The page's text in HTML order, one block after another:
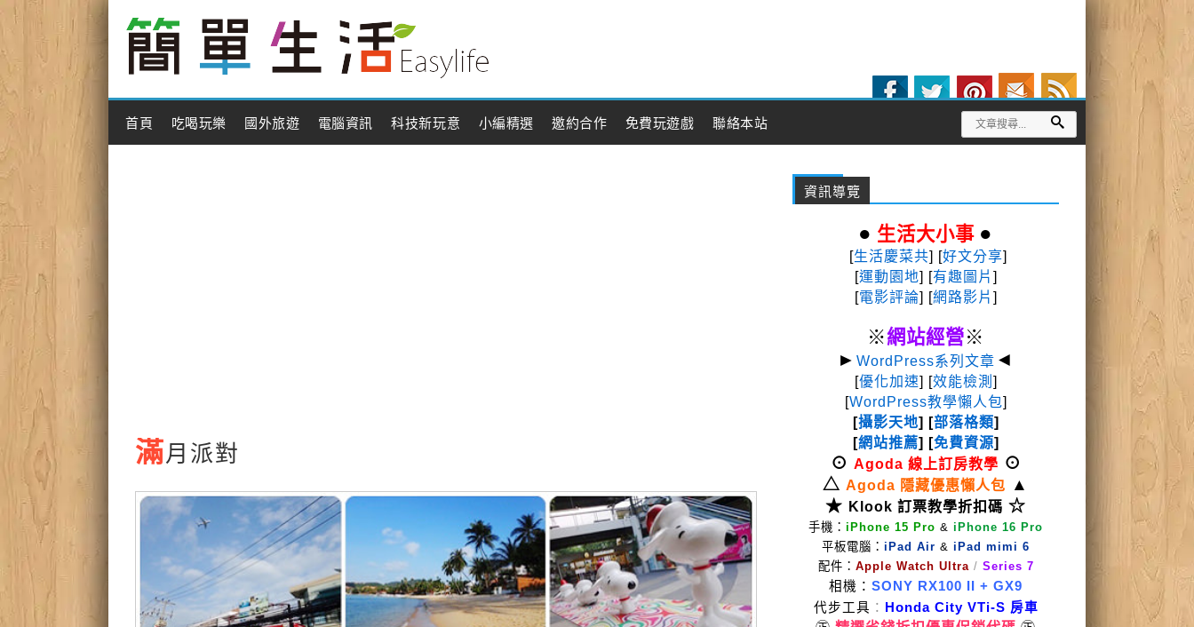
Main Menu
首頁 吃喝玩樂 國外旅遊 電腦資訊 科技新玩意 小編精選 邀約合作 免費玩遊戲 聯絡本站
滿月派對
資訊導覽
● 生活大小事 ●
[生活慶菜共] [好文分享]
[運動園地] [有趣圖片 ]
[電影評論] [網路影片 ]
※網站經營※
► WordPress系列文章 ◄
[優化加速] [效能檢測 ]
[WordPress教學懶人包]
[攝影天地] [部落格類]
[網站推薦] [免費資源]
⊙ Agoda 線上訂房教學 ⊙
△ Agoda 隱藏優惠懶人包
▲
★ Klook 訂票教學折扣碼 ☆
手機： iPhone 15 Pro & iPhone 16 Pro
平板電腦： iPad Air & iPad mimi 6
配件： Apple Watch Ultra / Series 7
相機： SONY RX100 II
+ GX9
代步工具 ： Honda City VTi-S 房車